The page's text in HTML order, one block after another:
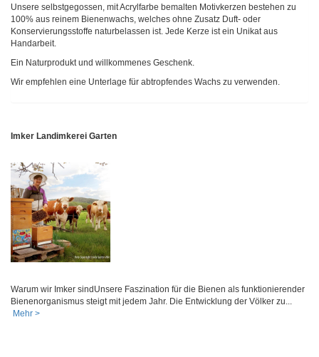
Unsere selbstgegossen, mit Acrylfarbe bemalten Motivkerzen bestehen zu
100% aus reinem Bienenwachs, welches ohne Zusatz Duft- oder
Konservierungsstoffe naturbelassen ist. Jede Kerze ist ein Unikat aus
Handarbeit.
Ein Naturprodukt und willkommenes Geschenk.
Wir empfehlen eine Unterlage für abtropfendes Wachs zu verwenden.
Imker Landimkerei Garten
Warum wir Imker sindUnsere Faszination für die Bienen als funktionierender
Bienenorganismus steigt mit jedem Jahr. Die Entwicklung der Völker zu...
Mehr >